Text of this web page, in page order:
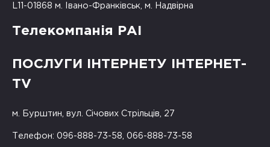
L11-01868 м. Івано-Франківськ, м. Надвірна
Телекомпанія РАІ
ПОСЛУГИ ІНТЕРНЕТУ ІНТЕРНЕТ-
TV
м. Бурштин, вул. Січових Стрільців, 27
Телефон: 096-888-73-58, 066-888-73-58